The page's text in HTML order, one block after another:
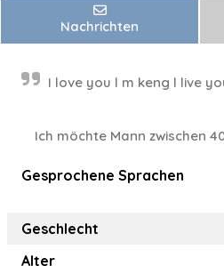
Nachrichten
I love you l m keng l live
Ich möchte Mann zwischen
Gesprochene Sprachen
Geschlecht
Alter